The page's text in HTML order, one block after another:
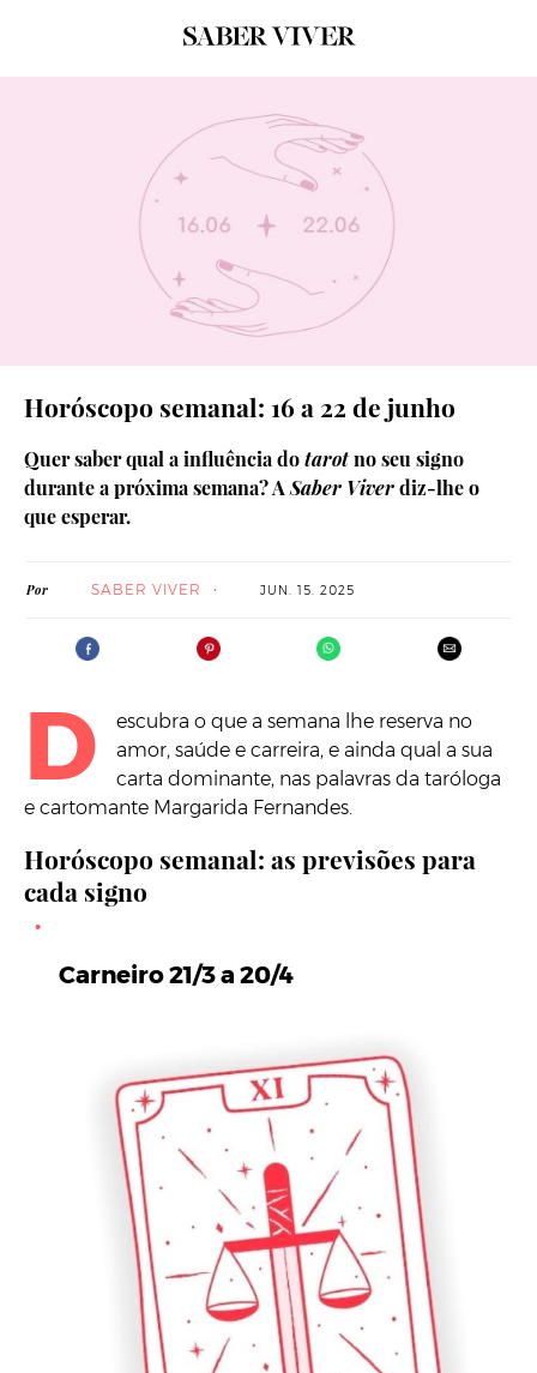
Horóscopo semanal: 16 a 22 de junho
Quer saber qual a influência dotarotno seu signo
durante a próxima semana? A Saber Viverdiz-lhe o
que esperar.
Por SABER VIVER JUN. 15. 2025
D
escubra o que a semana lhe reserva no
amor, saúde e carreira, e ainda qual a sua
carta dominante, nas palavras da taróloga
e cartomante Margarida Fernandes.
Horóscopo semanal: as previsões para
cada signo
Carneiro 21/3 a 20/4